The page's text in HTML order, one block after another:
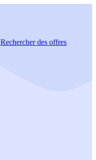
Rechercherdes offres